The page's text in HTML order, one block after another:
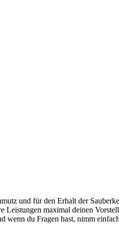
und für den Erhalt der
maximal deinen
wenn du Fragen hast, nimm